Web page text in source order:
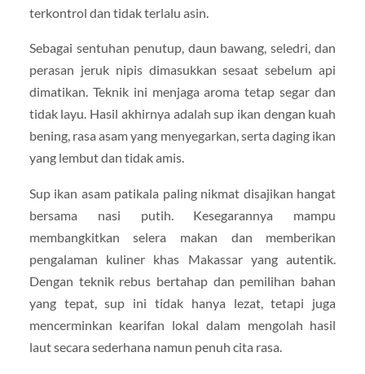
terkontrol dan tidak terlalu asin.
Sebagai sentuhan penutup, daun bawang, seledri, dan
perasan jeruk nipis dimasukkan sesaat sebelum api
dimatikan. Teknik ini menjaga aroma tetap segar dan
tidak layu. Hasil akhirnya adalah sup ikan dengan kuah
bening, rasa asam yang menyegarkan, serta daging ikan
yang lembut dan tidak amis.
Sup ikan asam patikala paling nikmat disajikan hangat
bersama nasi putih. Kesegarannya mampu
membangkitkan selera makan dan memberikan
pengalaman kuliner khas Makassar yang autentik.
Dengan teknik rebus bertahap dan pemilihan bahan
yang tepat, sup ini tidak hanya lezat, tetapi juga
mencerminkan kearifan lokal dalam mengolah hasil
laut secara sederhana namun penuh cita rasa.